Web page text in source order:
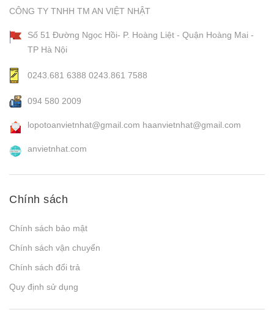
CÔNG TY TNHH TM AN VIỆT NHẬT
Số 51 Đường Ngọc Hồi- P. Hoàng Liệt - Quận Hoàng Mai -
TP Hà Nội
0243.681 6388 0243.861 7588
094 580 2009
lopotoanvietnhat@gmail.com haanvietnhat@gmail.com
anvietnhat.com
Chính sách
Chính sách bảo mật
Chính sách vận chuyển
Chính sách đổi trả
Quy định sử dụng